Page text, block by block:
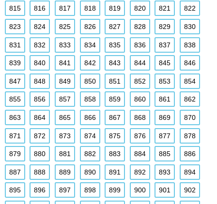
815 816 817 818 819 820 821 822
823 824 825 826 827 828 829 830
831 832 833 834 835 836 837 838
839 840 841 842 843 844 845 846
847 848 849 850 851 852 853 854
855 856 857 858 859 860 861 862
863 864 865 866 867 868 869 870
871 872 873 874 875 876 877 878
879 880 881 882 883 884 885 886
887 888 889 890 891 892 893 894
895 896 897 898 899 900 901 902